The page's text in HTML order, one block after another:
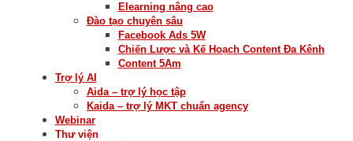
Elearning nâng cao
Đào tạo chuyên sâu
Facebook Ads 5W
Chiến Lược và Kế Hoạch Content Đa Kênh
Content 5Am
Trợ lý AI
Aida – trợ lý học tập
Kaida – trợ lý MKT chuẩn agency
Webinar
Thư viện